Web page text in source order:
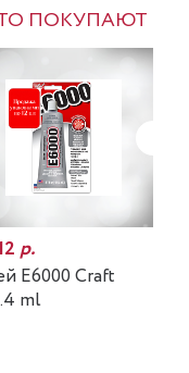
ПОКУПАЮТ
р.
E6000 Craft
ml